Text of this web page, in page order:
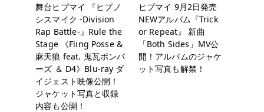
舞台ヒプマイ 『ヒプノ
シスマイク -Division
Rap Battle-』Rule the
Stage 《Fling Posse &
麻天狼 feat. 鬼瓦ボンバ
ーズ ＆ D4》Blu-ray ダ
イジェスト映像公開！
ジャケット写真と収録
内容も公開！
ヒプマイ 9月2日発売
NEWアルバム『Trick
or Repeat』 新曲
「Both Sides」MV公
開！アルバムのジャケ
ット写真も解禁！